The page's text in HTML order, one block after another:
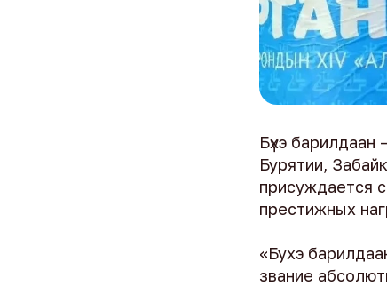
Бүхэ
Бурятии,
присуждается
престижных
«Бухэ
звание